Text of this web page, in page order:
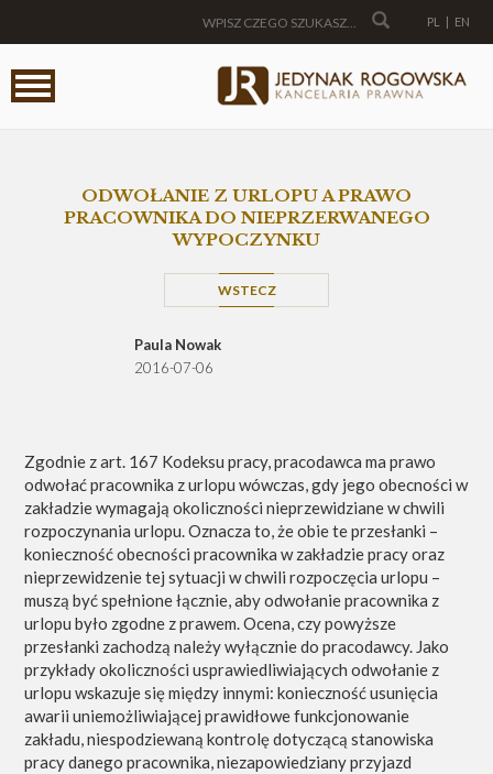
PL | EN
ODWOŁANIE Z URLOPU A PRAWO
PRACOWNIKA DO NIEPRZERWANEGO
WYPOCZYNKU
WSTECZ
Paula Nowak
2016-07-06
Zgodnie z art. 167 Kodeksu pracy, pracodawca ma prawo
odwołać pracownika z urlopu wówczas, gdy jego obecności w
zakładzie wymagają okoliczności nieprzewidziane w chwili
rozpoczynania urlopu. Oznacza to, że obie te przesłanki –
konieczność obecności pracownika w zakładzie pracy oraz
nieprzewidzenie tej sytuacji w chwili rozpoczęcia urlopu –
muszą być spełnione łącznie, aby odwołanie pracownika z
urlopu było zgodne z prawem. Ocena, czy powyższe
przesłanki zachodzą należy wyłącznie do pracodawcy. Jako
przykłady okoliczności usprawiedliwiających odwołanie z
urlopu wskazuje się między innymi: konieczność usunięcia
awarii uniemożliwiającej prawidłowe funkcjonowanie
zakładu, niespodziewaną kontrolę dotyczącą stanowiska
pracy danego pracownika, niezapowiedziany przyjazd